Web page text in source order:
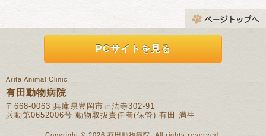
PCサイトを見る
Arita Animal Clinic
有田動物病院
〒668-0063 兵庫県豊岡市正法寺302-91
兵動第0652006号 動物取扱責任者(保管) 有田 満生